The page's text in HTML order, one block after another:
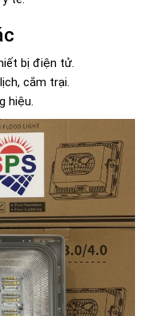
bị điện tử.
cắm trại.
hiệu.